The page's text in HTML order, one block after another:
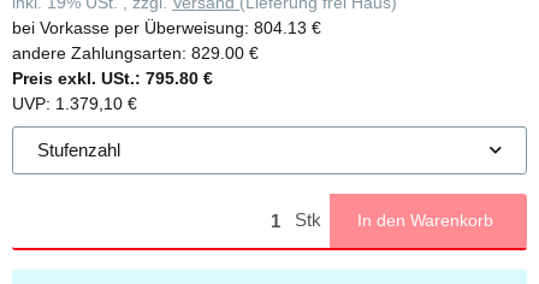
bei Vorkasse per Überweisung: 804.13 €
andere Zahlungsarten: 829.00 €
Preis exkl. USt.: 795.80 €
UVP: 1.379,10 €
Stufenzahl
Stk In den Warenkorb